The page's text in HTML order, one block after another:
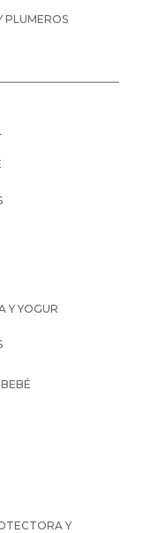
PLUMEROS
Y YOGUR
Y